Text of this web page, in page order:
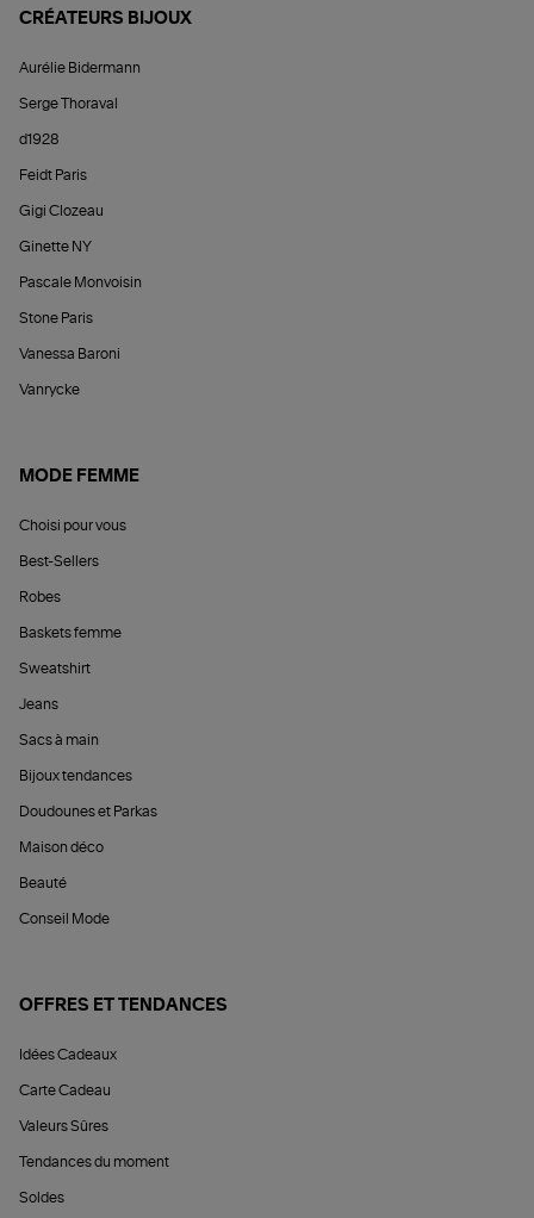
CRÉATEURS BIJOUX
Aurélie Bidermann
Serge Thoraval
d1928
Feidt Paris
Gigi Clozeau
Ginette NY
Pascale Monvoisin
Stone Paris
Vanessa Baroni
Vanrycke
MODE FEMME
Choisi pour vous
Best-Sellers
Robes
Baskets femme
Sweatshirt
Jeans
Sacs à main
Bijoux tendances
Doudounes et Parkas
Maison déco
Beauté
Conseil Mode
OFFRES ET TENDANCES
Idées Cadeaux
Carte Cadeau
Valeurs Sûres
Tendances du moment
Soldes